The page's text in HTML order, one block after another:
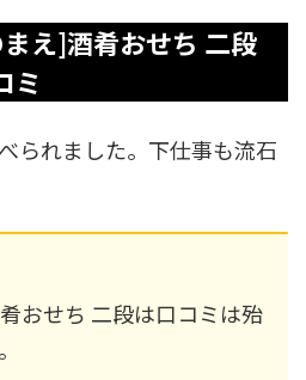
え]酒肴おせち 二段
ミ
られました。下仕事も流石
おせち 二段は口コミは殆